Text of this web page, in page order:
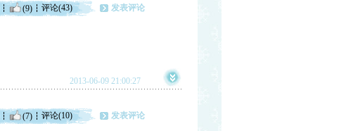
(9) 评论(43) 发表评论
2013-06-09 21:00:27
(7) 评论(10) 发表评论